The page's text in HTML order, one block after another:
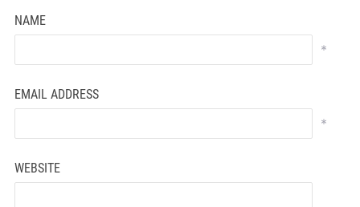
NAME
*
EMAIL ADDRESS
*
WEBSITE